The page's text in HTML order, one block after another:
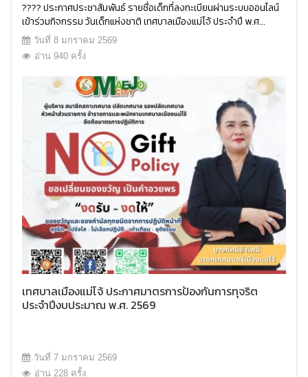
???? ประกาศประชาสัมพันธ์ รายชื่อเด็กที่ลงทะเบียนผ่านระบบออนไลน์
เข้าร่วมกิจกรรม วันเด็กแห่งชาติ เทศบาลเมืองแม่โจ้ ประจำปี พ.ศ...
วันที่ 8 มกราคม 2569
อ่าน 940 ครั้ง
เทศบาลเมืองแม่โจ้ ประกาศมาตรการป้องกันการทุจริต
ประจำปีงบประมาณ พ.ศ. 2569
วันที่ 7 มกราคม 2569
อ่าน 228 ครั้ง